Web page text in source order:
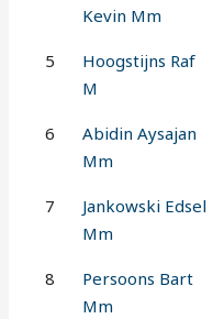
Kevin Mm
5
Hoogstijns Raf
M
6
Abidin Aysajan
Mm
7
Jankowski Edsel
Mm
8
Persoons Bart
Mm